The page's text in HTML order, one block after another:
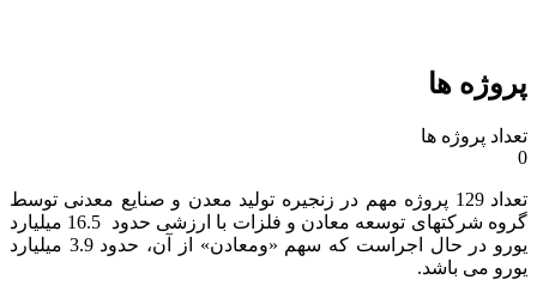
پروژه ها
تعداد پروژه ها
0
تعداد 129 پروژه مهم در زنجیره تولید معدن و صنایع معدنی توسط
گروه شرکتهای توسعه معادن و فلزات با ارزشی حدود 16.5 میلیارد
یورو در حال اجراست که سهم «ومعادن» از آن، حدود 3.9 میلیارد
یورو می باشد.​